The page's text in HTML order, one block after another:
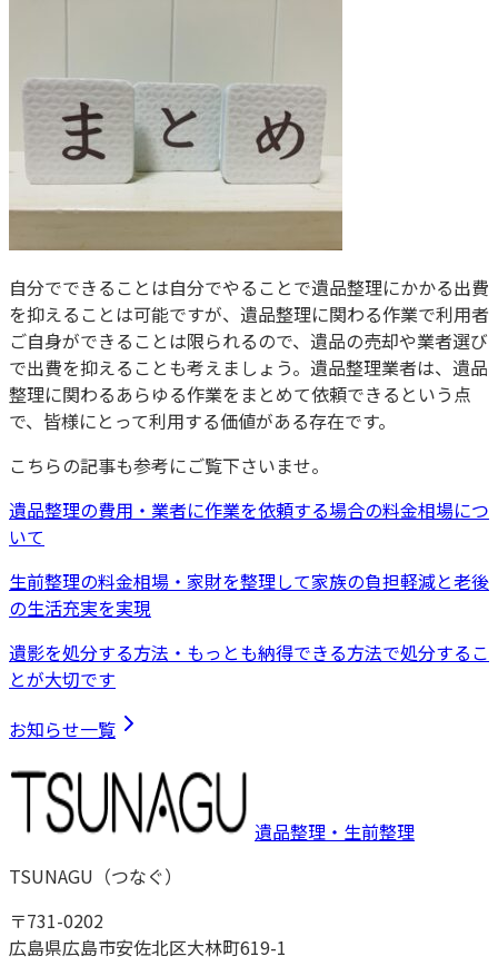
自分でできることは自分でやることで遺品整理にかかる出費
を抑えることは可能ですが、遺品整理に関わる作業で利用者
ご自身ができることは限られるので、遺品の売却や業者選び
で出費を抑えることも考えましょう。遺品整理業者は、遺品
整理に関わるあらゆる作業をまとめて依頼できるという点
で、皆様にとって利用する価値がある存在です。
こちらの記事も参考にご覧下さいませ。
遺品整理の費用・業者に作業を依頼する場合の料金相場につ
いて
生前整理の料金相場・家財を整理して家族の負担軽減と老後
の生活充実を実現
遺影を処分する方法・もっとも納得できる方法で処分するこ
とが大切です
お知らせ一覧
遺品整理・生前整理
TSUNAGU （つなぐ）
〒731-0202
広島県広島市安佐北区大林町619-1